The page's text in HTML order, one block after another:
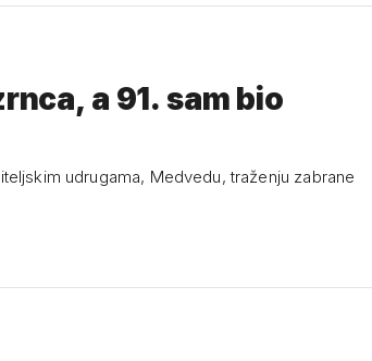
a 91. sam bio
udrugama, Medvedu, traženju zabrane